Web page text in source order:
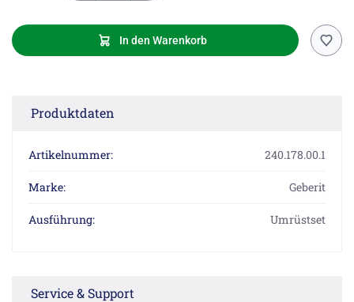
In den Warenkorb
Produktdaten
Artikelnummer: 240.178.00.1
Marke: Geberit
Ausführung: Umrüstset
Service & Support